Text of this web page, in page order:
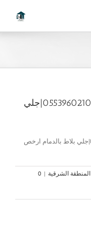
ارخص شركة جلى رخام بالدمام |0553960210|جلي
ارخص شركة جلى رخام بالدمام |0553960210|جلي بلاط بالدمام ارخص
المنطقة الشرقية |
0